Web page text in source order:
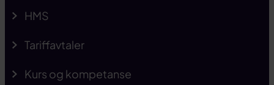
HMS
Tariffavtaler
Kurs og kompetanse